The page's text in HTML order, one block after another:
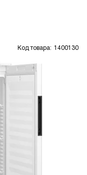
Код товара: 1400130